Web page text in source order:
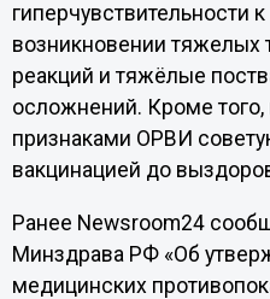
гиперчувствительности
возникновении тяжелых
реакций и тяжёлые
осложнений. Кроме
признаками ОРВИ
вакцинацией до
Ранее Newsroom24
Минздрава РФ «Об
медицинских